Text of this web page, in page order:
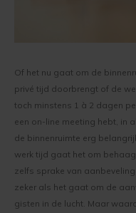
Bakstenen muur verven
Beton muur verven
Gestucte muur verven
Spachtelputz verven
Keim Edition Historisch
Keim Natuursteen
Keim Optil Monochrome
Keim Soldalan Monochrome
Soliprim
Uni-Kalei
Athenit-Lucente
Block-Primer
Retour
Reclameren
Uitvoering
Keim en Duurzaamheid
Of het nu gaat om de
privé tijd doorbrengt of de
toch minstens 1 à 2 dagen
een on-line meeting hebt, in
de binnenruimte erg
werk tijd gaat het om
zelfs sprake van
zeker als het gaat om de
gisten in de lucht. Maar